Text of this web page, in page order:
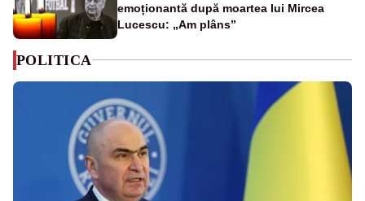
emoționantă după moartea lui Mircea
Lucescu: „Am plâns”
POLITICA